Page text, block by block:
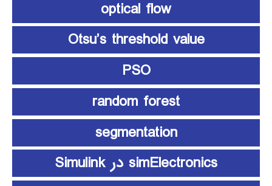
optical flow
Otsu’s threshold value
PSO
random forest
segmentation
simElectronics در Simulink